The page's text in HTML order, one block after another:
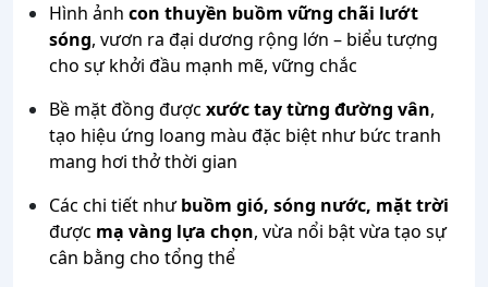
Hình ảnh con thuyền buồm vững chãi lướt
sóng, vươn ra đại dương rộng lớn – biểu tượng
cho sự khởi đầu mạnh mẽ, vững chắc
Bề mặt đồng được xước tay từng đường vân,
tạo hiệu ứng loang màu đặc biệt như bức tranh
mang hơi thở thời gian
Các chi tiết nhưbuồm gió, sóng nước, mặt trời
được mạ vàng lựa chọn, vừa nổi bật vừa tạo sự
cân bằng cho tổng thể